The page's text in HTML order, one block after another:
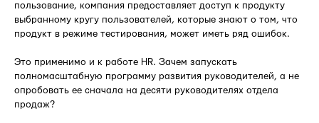
пользование, компания предоставляет доступ к продукту
выбранному кругу пользователей, которые знают о том, что
продукт в режиме тестирования, может иметь ряд ошибок.
Это применимо и к работе HR. Зачем запускать
полномасштабную программу развития руководителей, а не
опробовать ее сначала на десяти руководителях отдела
продаж?